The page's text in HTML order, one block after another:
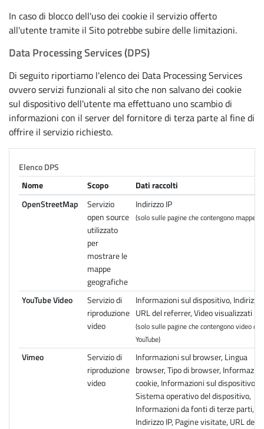
In caso di blocco dell'uso dei cookie il servizio offerto
all'utente tramite il Sito potrebbe subire delle limitazioni.
Data Processing Services (DPS)
Di seguito riportiamo l'elenco dei Data Processing Services
ovvero servizi funzionali al sito che non salvano dei cookie
sul dispositivo dell'utente ma effettuano uno scambio di
informazioni con il server del fornitore di terza parte al fine di
offrire il servizio richiesto.
Elenco DPS
Nome
Scopo
Dati raccolti
OpenStreetMap
Servizio
open source
utilizzato
per
mostrare le
mappe
geografiche
Indirizzo IP
(solo sulle pagine che contengono mappe)
YouTube Video
Servizio di
riproduzione
video
Informazioni sul dispositivo, Indirizzo
URL del referrer, Video visualizzati
(solo sulle pagine che contengono video di
YouTube)
Vimeo
Servizio di
riproduzione
video
Informazioni sul browser, Lingua
browser, Tipo di browser,
cookie, Informazioni sul dispositivo,
Sistema operativo del dispositivo,
Informazioni da fonti di terze parti,
Indirizzo IP, Pagine visitate, URL del